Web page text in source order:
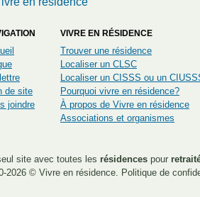
de site
joindre
VIVRE EN RÉSIDENCE
Trouver une résidence
Localiser un CLSC
Localiser un CISSS ou un
Pourquoi vivre en résidence?
À propos de Vivre en résidence
Associations et organismes
site avec toutes les résidences pour
2026 © Vivre en résidence Politique de